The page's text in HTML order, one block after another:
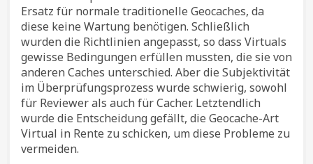
Ersatz für normale traditionelle Geocaches, da
diese keine Wartung benötigen. Schließlich
wurden die Richtlinien angepasst, so dass Virtuals
gewisse Bedingungen erfüllen mussten, die sie von
anderen Caches unterschied. Aber die Subjektivität
im Überprüfungsprozess wurde schwierig, sowohl
für Reviewer als auch für Cacher. Letztendlich
wurde die Entscheidung gefällt, die Geocache-Art
Virtual in Rente zu schicken, um diese Probleme zu
vermeiden.